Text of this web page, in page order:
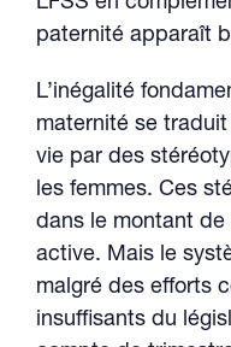
paternité apparaît
L’inégalité
maternité se
vie par des
les femmes. Ces
dans le montant
active. Mais le
malgré des efforts
insuffisants du